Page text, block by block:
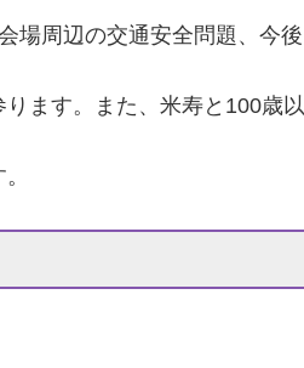
場周辺の交通安全問題、今後
ます。また、米寿と100歳以